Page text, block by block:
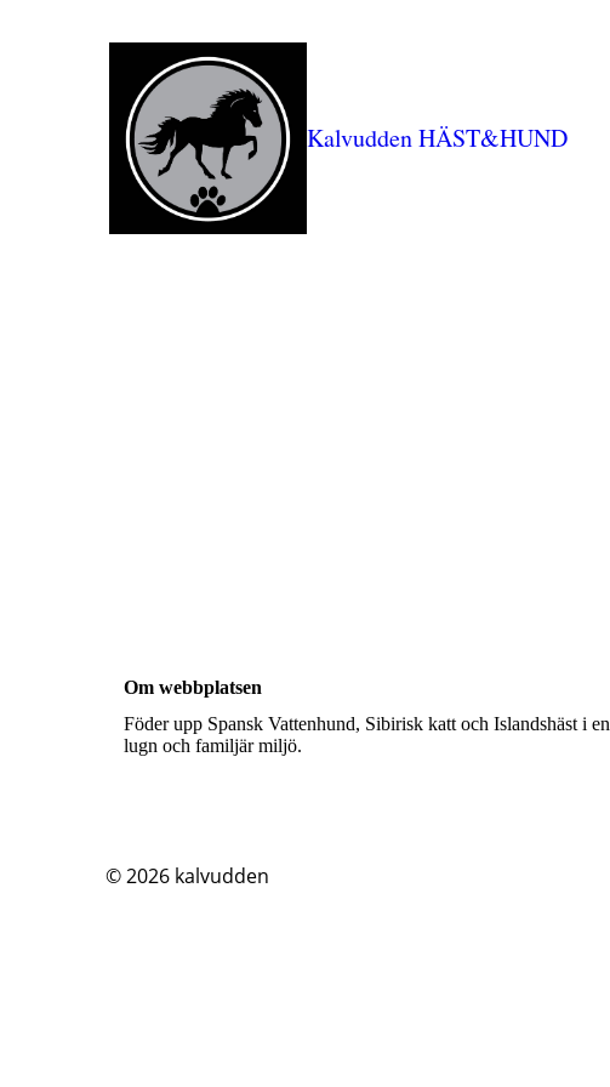
Kalvudden HÄST&HUND
Om webbplatsen
Föder upp Spansk Vattenhund, Sibirisk katt och Islandshäst i en
lugn och familjär miljö.
© 2026 kalvudden